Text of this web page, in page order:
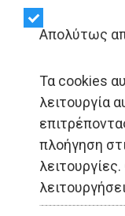
Απολύτως
Τα cookies
λειτουργία
πλοήγηση
LIFESTYLE -
Το